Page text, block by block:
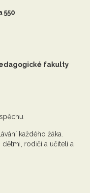
550
fakulty
každého žáka.
rodiči a učiteli a